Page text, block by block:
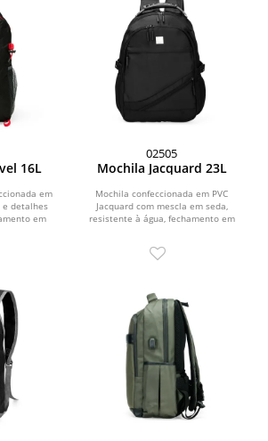
16L
em
detalhes
em
02505
Mochila Jacquard 23L
Mochila confeccionada em PVC
Jacquard com mescla em seda,
resistente à água, fechamento em